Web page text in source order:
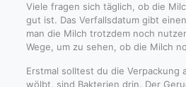
Viele fragen sich täglich, ob die
gut ist. Das Verfallsdatum gibt
man die Milch trotzdem noch
Wege, um zu sehen, ob die Milch
Erstmal solltest du die Verpackung
wölbt, sind Bakterien drin. Der